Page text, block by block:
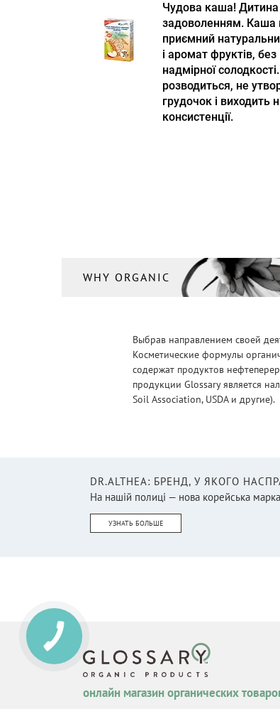
Чудова каша! Дитина
задоволенням. Каша
приємний
і аромат фруктів, без
надмірної
розводиться, не
грудочок і виходить
консистенції.
WHY ORGANIC
Выбрав направлением своей
Косметические формулы
содержат продуктов
продукции Glossary является
Soil Association, USDA и другие).
DR.ALTHEA: БРЕНД, У ЯКОГО
На нашій полиці — нова корейська
УЗНАТЬ БОЛЬШЕ
онлайн магазин органических